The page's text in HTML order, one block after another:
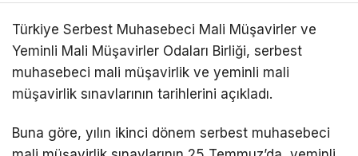
Türkiye Serbest Muhasebeci Mali Müşavirler ve
Yeminli Mali Müşavirler Odaları Birliği, serbest
muhasebeci mali müşavirlik ve yeminli mali
müşavirlik sınavlarının tarihlerini açıkladı.
Buna göre, yılın ikinci dönem serbest muhasebeci